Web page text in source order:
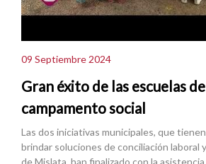
09 Septiembre 2024
Gran éxito de las escuelas
campamento social
Las dos iniciativas municipales, que
brindar soluciones de conciliación laboral
de Mislata, han finalizado con la